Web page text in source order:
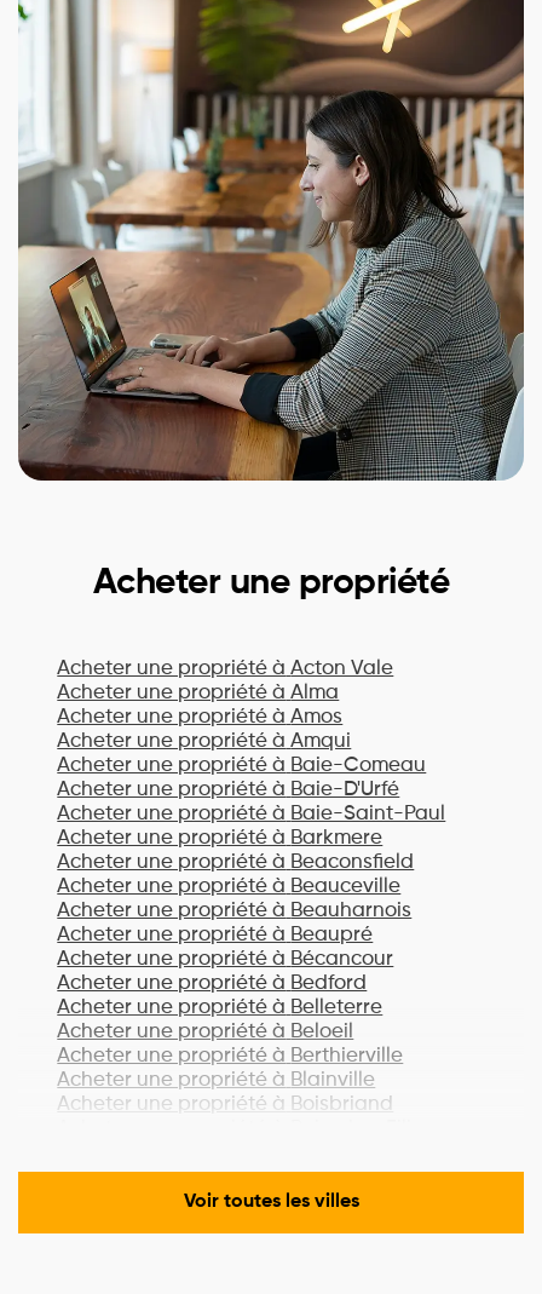
Acheter une propriété
Acheter une propriété à Acton Vale
Acheter une propriété à Alma
Acheter une propriété à Amos
Acheter une propriété à Amqui
Acheter une propriété à Baie-Comeau
Acheter une propriété à Baie-D'Urfé
Acheter une propriété à Baie-Saint-Paul
Acheter une propriété à Barkmere
Acheter une propriété à Beaconsfield
Acheter une propriété à Beauceville
Acheter une propriété à Beauharnois
Acheter une propriété à Beaupré
Acheter une propriété à Bécancour
Acheter une propriété à Bedford
Acheter une propriété à Belleterre
Acheter une propriété à Beloeil
Acheter une propriété à Berthierville
Acheter une propriété à Blainville
Acheter une propriété à Boisbriand
Acheter une propriété à Boucherville
Acheter une propriété à Lac-Brome
Voir toutes les villes